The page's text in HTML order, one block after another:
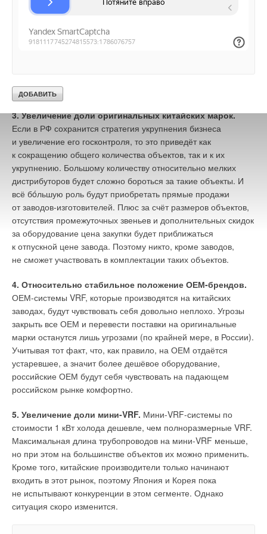
VRF, которые будут конкурировать с «японцами» в дорогом
сегмента VRF уменьшится в России с 5
% в 2018 году до
% рынка поделят делить между собой
с упрощением технологий.
3. Увеличение доли оригинальных китайских марок.
Если в РФ сохранится стратегия укрупнения бизнеса
и увеличение его госконтроля, то это приведёт как
к сокращению общего количества объектов, так и к их
укрупнению. Большому количеству относительно мелких
дистрибуторов будет сложно бороться за такие объекты. И
всё бóльшую роль будут приобретать прямые продажи
от заводов-изготовителей. Плюс за счёт размеров объектов,
отсутствия промежуточных звеньев и дополнительных скидок
за оборудование цена закупки будет приближаться
к отпускной цене завода. Поэтому никто, кроме заводов,
не сможет участвовать в комплектации таких объектов.
4. Относительно стабильное положение ОЕМ-брендов.
ОЕМ-системы VRF, которые производятся на китайских
заводах, будут чувствовать себя довольно неплохо. Угрозы
закрыть все ОЕМ и перевести поставки на оригинальные
марки останутся лишь угрозами (по крайней мере, в России).
Учитывая тот факт, что, как правило, на ОЕМ отдаётся
устаревшее, а значит более дешёвое оборудование,
российские ОЕМ будут себя чувствовать на падающем
российском рынке комфортно.
5. Увеличение доли мини-VRF. Мини-VRF-системы по
стоимости 1 кВт холода дешевле, чем полноразмерные VRF.
Максимальная длина трубопроводов на мини-VRF меньше,
но при этом на большинстве объектов их можно применить.
Кроме того, китайские производители только начинают
входить в этот рынок, поэтому Япония и Корея пока
не испытывают конкуренции в этом сегменте. Однако
ситуация скоро изменится.
ошибочно полагали, что для установления базового или
нормируемого удельного расхода тепловой энергии
на отопление и вентиляцию МКД в каком-то регионе надо
табличные значения умножать только на ГСОП этого
изменение нормируемого сопротивления теплопередаче
СНиП), также зависящего от ГСОП, и меняющееся
вследствие этого соотношение составляющих теплового
баланса здания.
Наряду с составляющими, зависящими от изменения
температуры наружного воздуха (теплопотери через